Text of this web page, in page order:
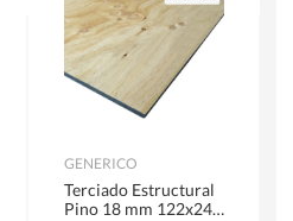
GENERICO
Terciado Estructural
Pino 18 mm 122x244